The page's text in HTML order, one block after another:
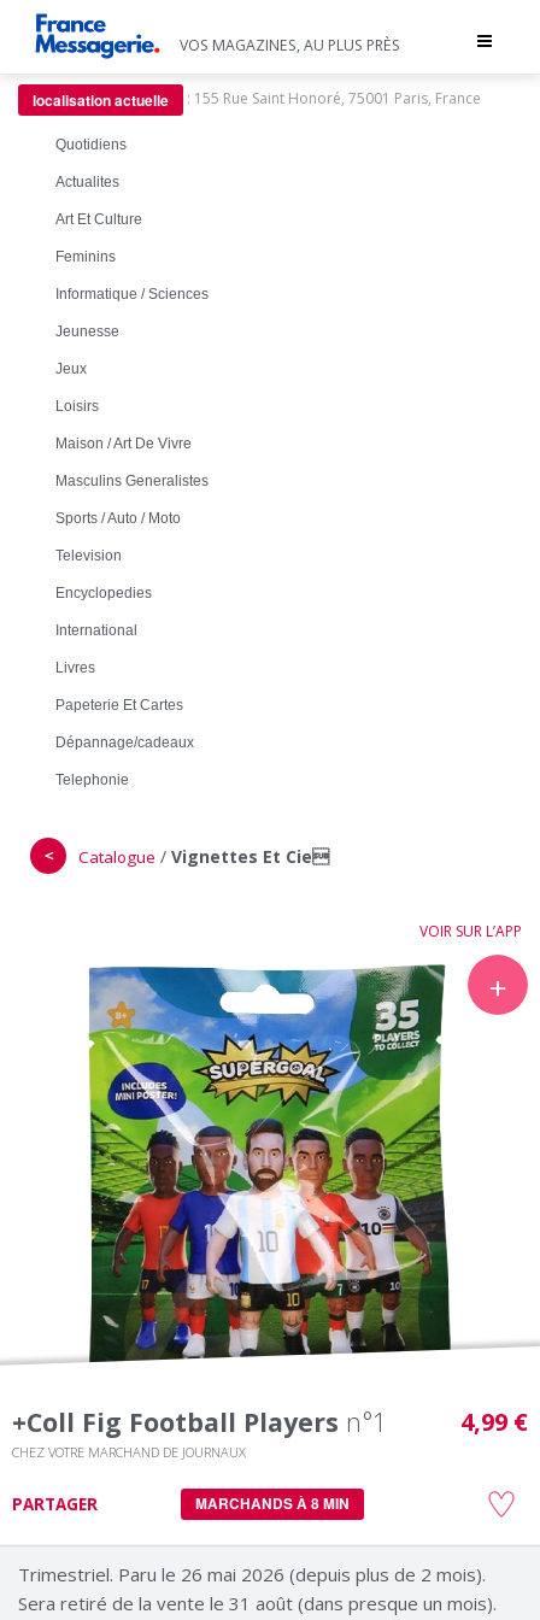
Toggle
VOS MAGAZINES, AU PLUS PRÈS
localisation actuelle : 155 Rue Saint Honoré, 75001 Paris, France
Quotidiens
Actualites
Art Et Culture
Feminins
Informatique / Sciences
Jeunesse
Jeux
Loisirs
Maison / Art De Vivre
Masculins Generalistes
Sports / Auto / Moto
Television
Encyclopedies
International
Livres
Papeterie Et Cartes
Dépannage/cadeaux
Telephonie
＜ Catalogue / Vignettes Et Cie
VOIR SUR L’APP
＋
+coll Fig Football Players n°1
CHEZ VOTRE MARCHAND DE JOURNAUX
4,99 €
PARTAGER MARCHANDS À 8 MIN
Trimestriel. Paru le 26 mai 2026 (depuis plus de 2 mois).
Sera retiré de la vente le 31 août (dans presque un mois).